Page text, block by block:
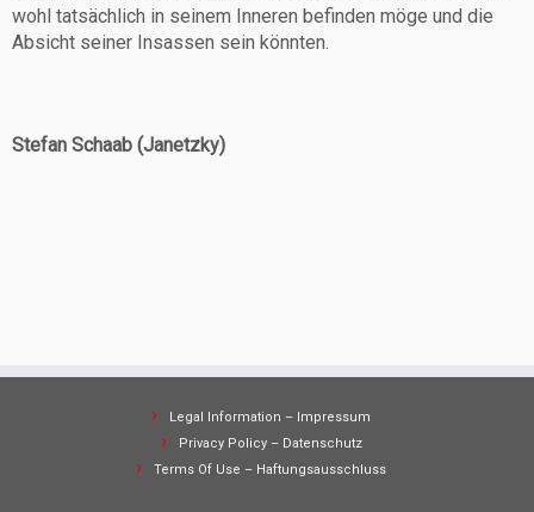
wohl tatsächlich in seinem Inneren befinden möge und die
Absicht seiner Insassen sein könnten.
Stefan Schaab (Janetzky)
Legal Information – Impressum
Privacy Policy – Datenschutz
Terms Of Use – Haftungsausschluss